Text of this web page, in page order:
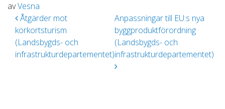
avVesna
Inläggsnavigering
Åtgärder mot
körkortsturism
(Landsbygds- och
infrastrukturdepartementet)
Anpassningar till EU:s nya
byggproduktförordning
(Landsbygds- och
infrastrukturdepartementet)